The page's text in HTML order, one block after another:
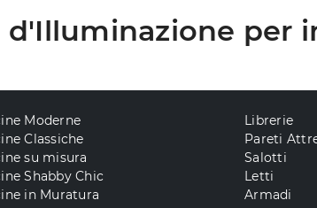
d'Illuminazione per
Moderne
Classiche
su misura
Shabby Chic
in Muratura
Librerie
Pareti
Salotti
Letti
Armadi